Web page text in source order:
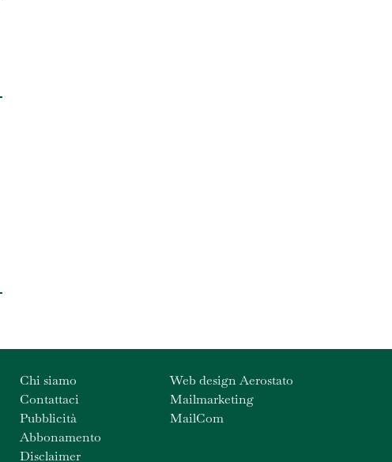
Chi siamo
Contattaci
Pubblicità
Abbonamento
Disclaimer
Web design Aerostato
Mailmarketing
MailCom